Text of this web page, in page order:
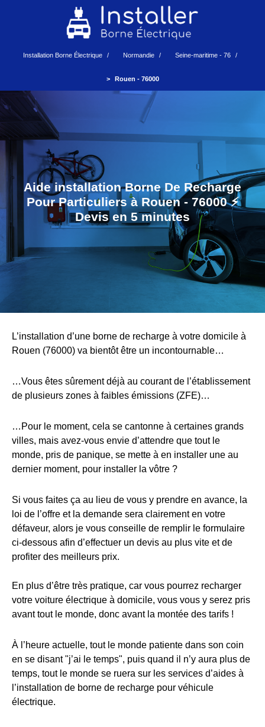
Installation Borne Électrique Normandie Seine-maritime - 76
Rouen - 76000
Aide installation Borne De Recharge
Pour Particuliers à Rouen - 76000 ⚡️
Devis en 5 minutes
L’installation d’une borne de recharge à votre domicile à
Rouen (76000) va bientôt être un incontournable…
…Vous êtes sûrement déjà au courant de l’établissement
de plusieurs zones à faibles émissions (ZFE)…
…Pour le moment, cela se cantonne à certaines grands
villes, mais avez-vous envie d’attendre que tout le
monde, pris de panique, se mette à en installer une au
dernier moment, pour installer la vôtre ?
Si vous faites ça au lieu de vous y prendre en avance, la
loi de l’offre et la demande sera clairement en votre
défaveur, alors je vous conseille de remplir le formulaire
ci-dessous afin d’effectuer un devis au plus vite et de
profiter des meilleurs prix.
En plus d’être très pratique, car vous pourrez recharger
votre voiture électrique à domicile, vous vous y serez pris
avant tout le monde, donc avant la montée des tarifs !
À l’heure actuelle, tout le monde patiente dans son coin
en se disant "j’ai le temps", puis quand il n’y aura plus de
temps, tout le monde se ruera sur les services d’aides à
l’installation de borne de recharge pour véhicule
électrique.